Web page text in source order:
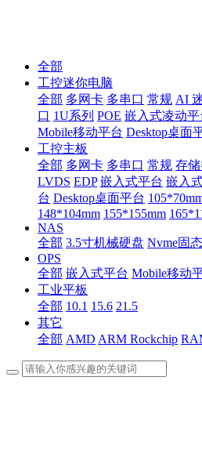
全部
工控迷你电脑
全部 多网卡 多串口 常规 AI
口 1U系列 POE 嵌入式凌动平
Mobile移动平台 Desktop桌面
工控主板
全部 多网卡 多串口 常规 存
LVDS EDP 嵌入式平台 嵌入
台 Desktop桌面平台
148*104mm 155*155mm
NAS
全部 3.5寸机械硬盘 Nvme固
OPS
全部 嵌入式平台 Mobile移动
工业平板
全部 10.1 15.6 21.5
其它
全部 AMD ARM Rockchip